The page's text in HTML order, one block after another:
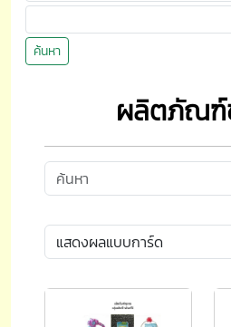
ค้นหา
ผลิตภัณฑ์